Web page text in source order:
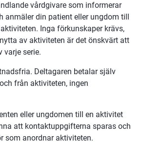
vårdgivare som informerar
anmäler din patient eller ungdom till
Inga förkunskaper krävs,
av aktiviteten är det önskvärt att
varje serie.
Deltagaren betalar själv
från aktiviteten, ingen
eller ungdomen till en aktivitet
att kontaktuppgifterna sparas och
som anordnar aktiviteten.